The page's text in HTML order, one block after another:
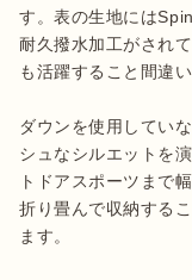
す。表の生地には
耐久撥水加工がされ
も活躍すること間違い
ダウンを使用してい
シュなシルエットを
トドアスポーツまで
折り畳んで収納する
ます。